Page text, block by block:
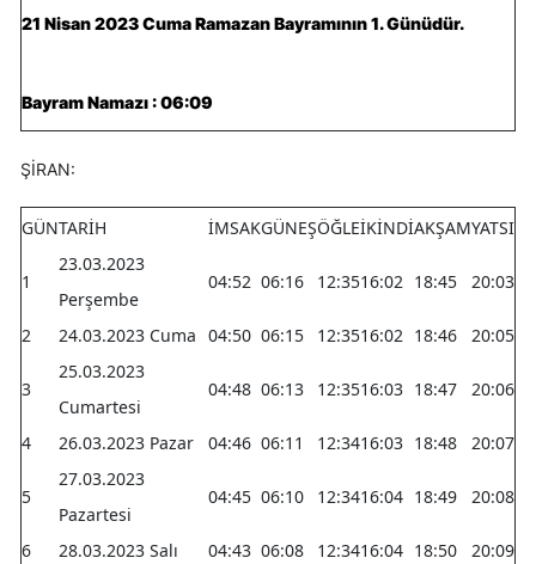
21 Nisan 2023 Cuma Ramazan Bayramının 1. Günüdür.
Bayram Namazı : 06:09
ŞİRAN:
GÜNTARİH İMSAKGÜNEŞÖĞLEİKİNDİAKŞAMYATSI
1
23.03.2023
Perşembe
04:52 06:16 12:3516:02 18:45 20:03
2 24.03.2023 Cuma 04:50 06:15 12:3516:02 18:46 20:05
3
25.03.2023
Cumartesi
04:48 06:13 12:3516:03 18:47 20:06
4 26.03.2023 Pazar 04:46 06:11 12:3416:03 18:48 20:07
5
27.03.2023
Pazartesi
04:45 06:10 12:3416:04 18:49 20:08
6 28.03.2023 Salı 04:43 06:08 12:3416:04 18:50 20:09